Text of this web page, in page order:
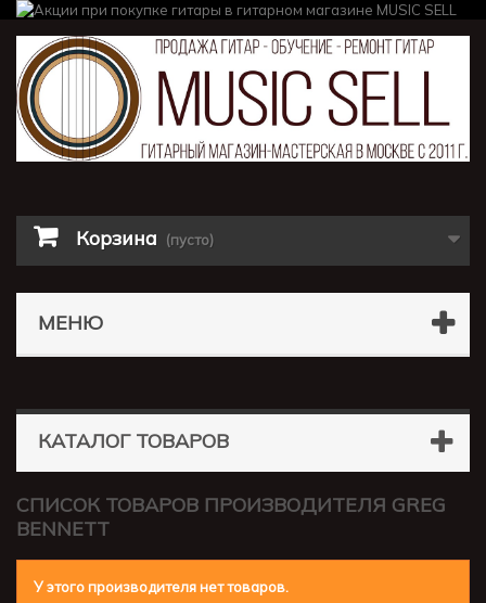
Корзина (пусто)
МЕНЮ
КАТАЛОГ ТОВАРОВ
СПИСОК ТОВАРОВ ПРОИЗВОДИТЕЛЯ GREG
BENNETT
У этого производителя нет товаров.